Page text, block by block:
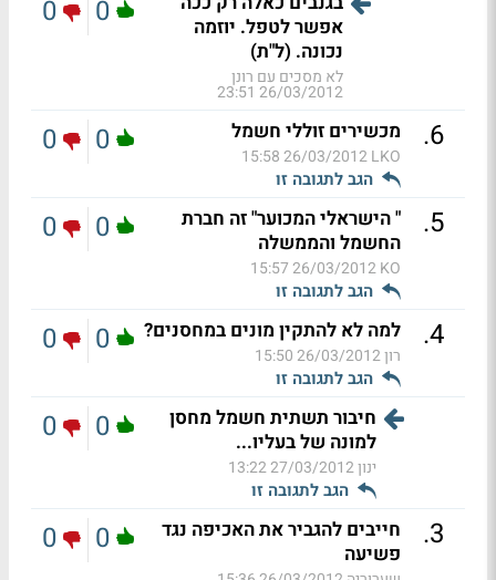
אפשר לטפל. יוזמה
נכונה. (ל"ת)
לא מסכים עם רונן
26/03/2012 23:51
0
0
6
. מכשירים זוללי חשמל
LKO
26/03/2012 15:58
הגב לתגובה זו
0
0
5
.
" הישראלי המכוער" זה חברת
החשמל והממשלה
KO
26/03/2012 15:57
הגב לתגובה זו
0
0
4
. למה לא להתקין מונים במחסנים?
רון26/03/2012 15:50
הגב לתגובה זו
0
0
חיבור תשתית חשמל מחסן
למונה של בעליו...
ינון27/03/2012 13:22
הגב לתגובה זו
0
0
3
.
חייבים להגביר את האכיפה נגד
פשיעה
0
0